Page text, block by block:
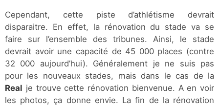
Cependant, cette piste d’athlétisme devrait
disparaitre. En effet, la rénovation du stade va se
faire sur l’ensemble des tribunes. Ainsi, le stade
devrait avoir une capacité de 45 000 places (contre
32 000 aujourd’hui). Généralement je ne suis pas
pour les nouveaux stades, mais dans le cas de la
Real je trouve cette rénovation bienvenue. A en voir
les photos, ça donne envie. La fin de la rénovation